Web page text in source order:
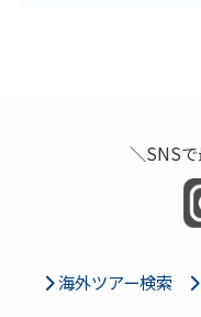
＼SNS
海外ツアー検索